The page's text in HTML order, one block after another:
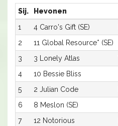
Sij. Hevonen
1
4 Carro's Gift (SE)
2
11 Global Resource* (SE)
3
3 Lonely Atlas
4
10 Bessie Bliss
5
2 Julian Code
6
8 Meslon (SE)
7
12 Notorious